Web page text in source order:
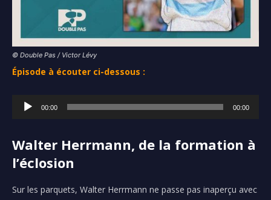
© Double Pas / Victor Lévy
Épisode à écouter ci-dessous :
t
e
r
00:00 00:00
Walter Herrmann, de la formation à
l’éclosion
Sur les parquets, Walter Herrmann ne passe pas inaperçu avec